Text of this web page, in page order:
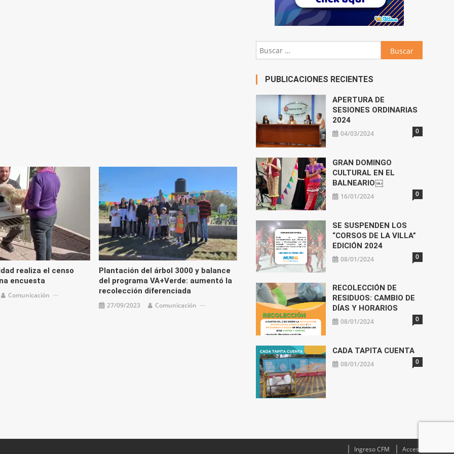
realiza el censo
encuesta
Comunicación
Plantación del árbol 3000 y balance
del programa VA+Verde: aumentó la
recolección diferenciada
27/09/2023 Comunicación
Buscar:
PUBLICACIONES RECIENTES
APERTURA DE
SESIONES ORDINARIAS
2024
04/03/2024 0
GRAN DOMINGO
CULTURAL EN EL
BALNEARIO￼
16/01/2024 0
SE SUSPENDEN LOS
“CORSOS DE LA VILLA”
EDICIÓN 2024
08/01/2024 0
RECOLECCIÓN DE
RESIDUOS: CAMBIO DE
DÍAS Y HORARIOS
08/01/2024 0
CADA TAPITA CUENTA
08/01/2024 0
Ingreso CFM Acceso